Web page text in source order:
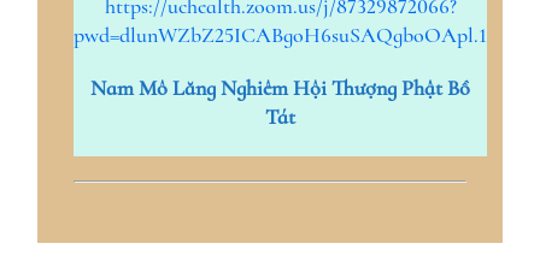
https://uchealth.zoom.us/j/87329872066?
pwd=dlunWZbZ25ICABgoH6suSAQgboOApl.1
Nam Mô Lăng Nghiêm Hội Thượng Phật Bồ
Tát